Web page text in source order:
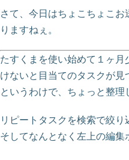
さて、今日はちょこちょこ
りますねぇ。
たすくまを使い始めて１ヶ
けないと目当てのタスクが見
というわけで、ちょっと整理
リピートタスクを検索で絞り
そしてなんとなく左上の編